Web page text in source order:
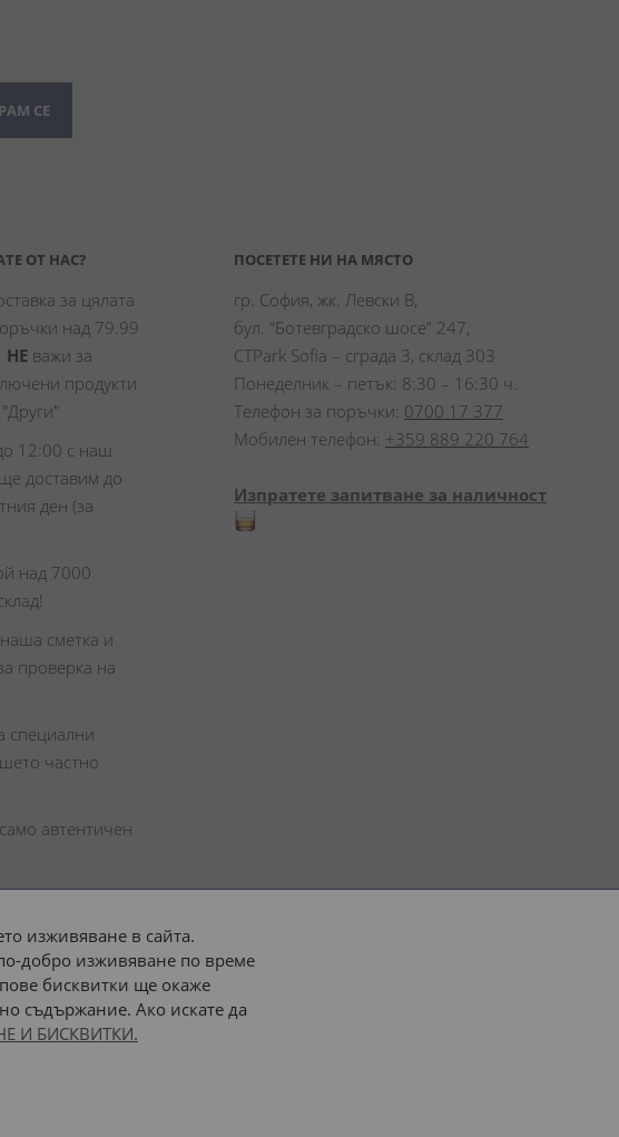
СЕ
ОТ НАС?
за цялата
над 79.99
НЕ важи за
продукти
12:00 с наш
доставим до
ден (за
над 7000
сметка и
проверка на
специални
частно
автентичен
ПОСЕТЕТЕ НИ НА МЯСТО
гр. София, жк. Левски В,
бул. “Ботевградско шосе” 247,
CTPark Sofia – сграда 3, склад 303
Понеделник – петък: 8:30 – 16:30 ч.
Телефон за поръчки: 0700 17 377
Мобилен телефон: +359 889 220 764
Изпратете запитване за наличност
или наш транспорт
изживяване в сайта.
добро изживяване по време
бисквитки ще окаже
съдържание. Ако искате да
И БИСКВИТКИ.